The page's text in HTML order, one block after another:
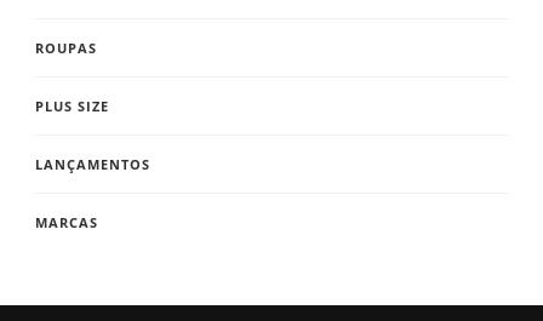
ROUPAS
PLUS SIZE
LANÇAMENTOS
MARCAS